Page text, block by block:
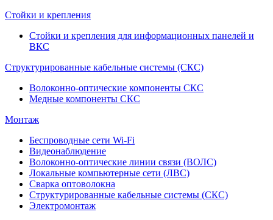
Стойки и крепления
Стойки и крепления для информационных панелей и
ВКС
Структурированные кабельные системы (СКС)
Волоконно-оптические компоненты СКС
Медные компоненты СКС
Монтаж
Беспроводные сети Wi-Fi
Видеонаблюдение
Волоконно-оптические линии связи (ВОЛС)
Локальные компьютерные сети (ЛВС)
Сварка оптоволокна
Структурированные кабельные системы (СКС)
Электромонтаж